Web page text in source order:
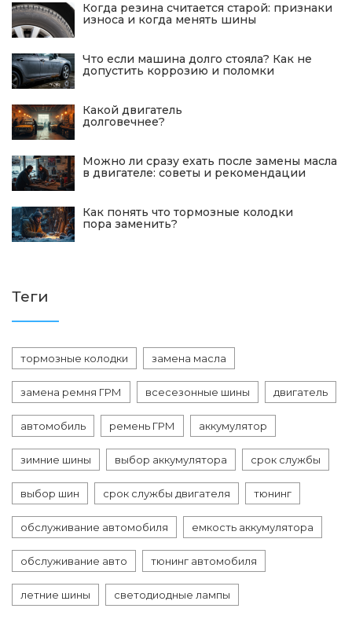
Когда резина считается старой: признаки
износа и когда менять шины
Что если машина долго стояла? Как не
допустить коррозию и поломки
Какой двигатель
долговечнее?
Можно ли сразу ехать после замены масла
в двигателе: советы и рекомендации
Как понять что тормозные колодки
пора заменить?
Теги
тормозные колодки замена масла
замена ремня ГРМ всесезонные шины двигатель
автомобиль ремень ГРМ аккумулятор
зимние шины выбор аккумулятора срок службы
выбор шин срок службы двигателя тюнинг
обслуживание автомобиля емкость аккумулятора
обслуживание авто тюнинг автомобиля
летние шины светодиодные лампы